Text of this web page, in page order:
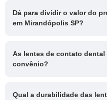
Dá para dividir o valor do
em Mirandópolis SP?
As lentes de contato
convênio?
Qual a durabilidade das